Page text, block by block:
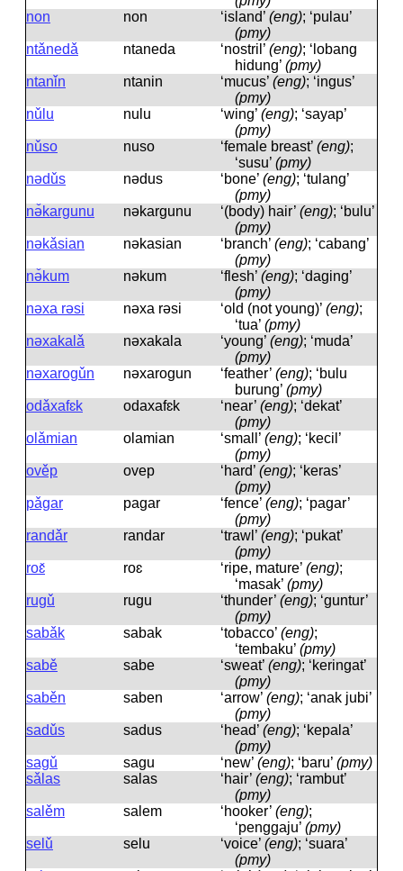
non
non ‘island’ (eng); ‘pulau’
(pmy)
ntǎnedǎ
ntaneda ‘nostril’ (eng); ‘lobang
hidung’ (pmy)
ntanǐn
ntanin ‘mucus’ (eng); ‘ingus’
(pmy)
nǔlu
nulu ‘wing’ (eng); ‘sayap’
(pmy)
nǔso
nuso ‘female breast’ (eng);
‘susu’ (pmy)
nədǔs
nədus ‘bone’ (eng); ‘tulang’
(pmy)
nə̌kargunu
nəkarɡunu ‘(body) hair’ (eng); ‘bulu’
(pmy)
nəkǎsian
nəkasian ‘branch’ (eng); ‘cabang’
(pmy)
nə̌kum
nəkum ‘flesh’ (eng); ‘daging’
(pmy)
nəxa rəsi
nəxa rəsi ‘old (not young)’ (eng);
‘tua’ (pmy)
nəxakalǎ
nəxakala ‘young’ (eng); ‘muda’
(pmy)
nəxarogǔn
nəxaroɡun ‘feather’ (eng); ‘bulu
burung’ (pmy)
odǎxafɛk
odaxafɛk ‘near’ (eng); ‘dekat’
(pmy)
olǎmian
olamian ‘small’ (eng); ‘kecil’
(pmy)
ověp
ovep ‘hard’ (eng); ‘keras’
(pmy)
pǎgar
paɡar ‘fence’ (eng); ‘pagar’
(pmy)
randǎr
randar ‘trawl’ (eng); ‘pukat’
(pmy)
roɛ̌
roɛ ‘ripe, mature’ (eng);
‘masak’ (pmy)
rugǔ
ruɡu ‘thunder’ (eng); ‘guntur’
(pmy)
sabǎk
sabak ‘tobacco’ (eng);
‘tembaku’ (pmy)
sabě
sabe ‘sweat’ (eng); ‘keringat’
(pmy)
saběn
saben ‘arrow’ (eng); ‘anak jubi’
(pmy)
sadǔs
sadus ‘head’ (eng); ‘kepala’
(pmy)
sagǔ
saɡu ‘new’ (eng); ‘baru’ (pmy)
sǎlas
salas ‘hair’ (eng); ‘rambut’
(pmy)
salěm
salem ‘hooker’ (eng);
‘penggaju’ (pmy)
selǔ
selu ‘voice’ (eng); ‘suara’
(pmy)